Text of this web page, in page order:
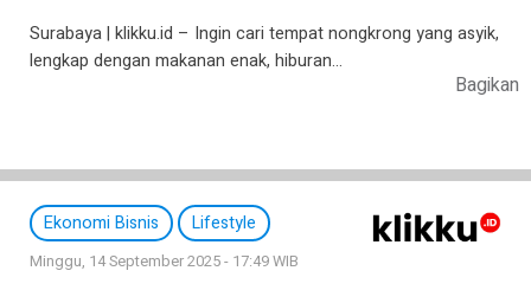
Surabaya | klikku.id – Ingin cari tempat nongkrong yang asyik,
lengkap dengan makanan enak, hiburan…
Bagikan
Ekonomi Bisnis Lifestyle
Minggu, 14 September 2025 - 17:49 WIB